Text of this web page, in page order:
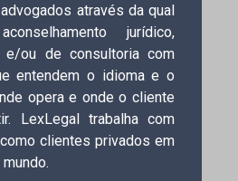
através da qual
jurídico,
e/ou de consultoria com
entendem o idioma e o
opera e onde o cliente
LexLegal trabalha com
clientes privados em